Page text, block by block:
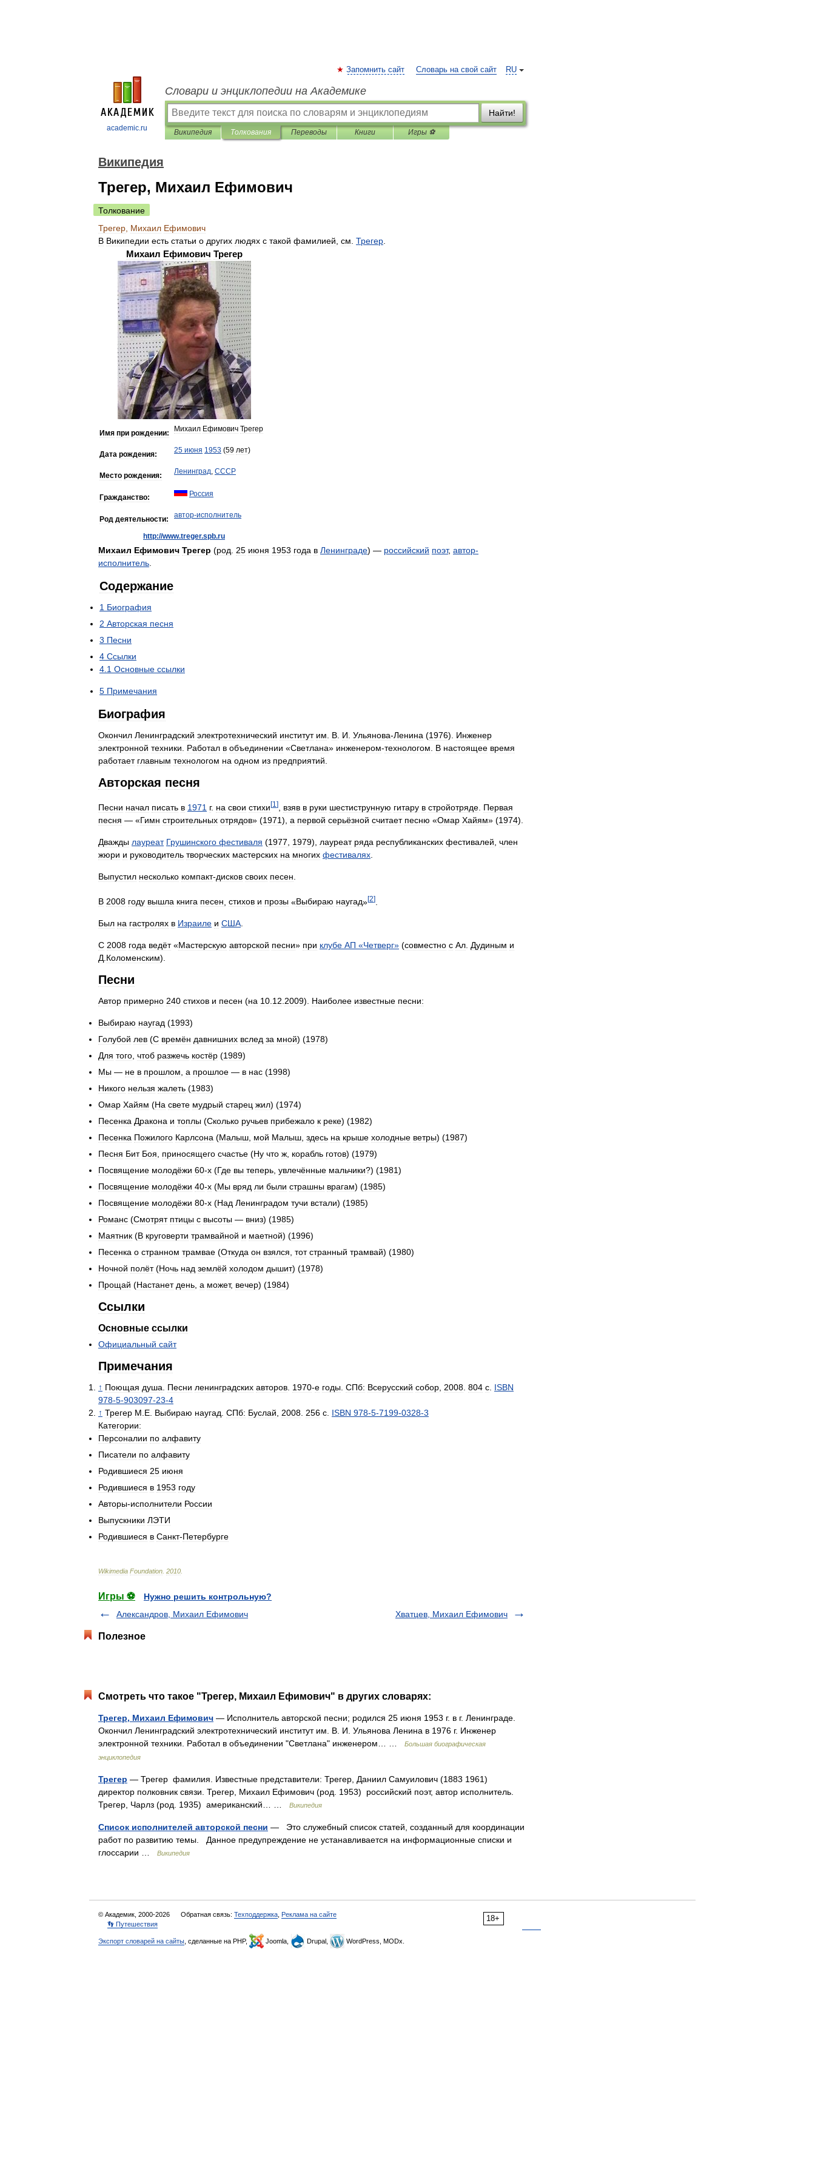
academic.ru
RU
Запомнить сайт Словарь на свой сайт
Словари и энциклопедии на Академике
Найти!
Википедия Толкования Переводы Книги Игры ⚽
Википедия
Трегер, Михаил Ефимович
Толкование
Трегер Михаил Ефимович
В Википедии есть статьи о других людях с такой фамилией см Трегер
Михаил Ефимович Трегер
Имя при рождении: Михаил Ефимович Трегер
Дата рождения: 25 июня 1953 (59 лет)
Место рождения: Ленинград, СССР
Гражданство: Россия
Род деятельности: автор-исполнитель
http://www.treger.spb.ru
Михаил Ефимович Трегер (род 25 июня 1953 года в Ленинграде) — российский поэт, автор-
исполнитель
Содержание
1 Биография
2 Авторская песня
3 Песни
4 Ссылки
4 1 Основные ссылки
5 Примечания
Биография
Окончил Ленинградский электротехнический институт им В И Ульянова-Ленина (1976). Инженер
электронной техники Работал в объединении «Светлана» инженером-технологом В настоящее время
работает главным технологом на одном из предприятий
Авторская песня
Песни начал писать в 1971 г. на свои стихи[1 ] взяв в руки шестиструнную гитару в стройотряде Первая
песня — «Гимн строительных отрядов» (1971), а первой серьёзной считает песню «Омар Хайям» (1974).
Дважды лауреат Грушинского фестиваля (1977 1979), лауреат ряда республиканских фестивалей член
жюри и руководитель творческих мастерских на многих фестивалях
Выпустил несколько компакт-дисков своих песен
В 2008 году вышла книга песен стихов и прозы «Выбираю наугад»[2]
Был на гастролях в Израиле и США.
С 2008 года ведёт«Мастерскую авторской песни» при клубе АП «Четверг» (совместно с Ал. Дудиным и
Д.Коломенским).
Песни
Автор примерно 240 стихов и песен (на 10.12.2009). Наиболее известные песни:
Выбираю наугад (1993)
Голубой лев (С времён давнишних вслед за мной) (1978)
Для того, чтоб разжечь костёр (1989)
Мы — не в прошлом, а прошлое — в нас (1998)
Никого нельзя жалеть (1983)
Омар Хайям (На свете мудрый старец жил) (1974)
Песенка Дракона и топлы (Сколько ручьев прибежало к реке) (1982)
Песенка Пожилого Карлсона (Малыш, мой Малыш, здесь на крыше холодные ветры) (1987)
Песня Бит Боя, приносящего счастье (Ну что ж, корабль готов) (1979)
Посвящение молодёжи 60-х (Где вы теперь, увлечённые мальчики?) (1981)
Посвящение молодёжи 40-х (Мы вряд ли были страшны врагам) (1985)
Посвящение молодёжи 80-х (Над Ленинградом тучи встали) (1985)
Романс (Смотрят птицы с высоты — вниз) (1985)
Маятник (В круговерти трамвайной и маетной) (1996)
Песенка о странном трамвае (Откуда он взялся, тот странный трамвай) (1980)
Ночной полёт(Ночь над землёй холодом дышит) (1978)
Прощай (Настанет день, а может, вечер) (1984)
Ссылки
Основные ссылки
Официальный сайт
Примечания
↑ Поющая душа. Песни ленинградских авторов. 1970-е годы. СПб: Всерусский собор, 2008. 804 с. ISBN
978-5-903097-23-4
↑ Трегер М.Е. Выбираю наугад. СПб: Буслай, 2008. 256 с. ISBN 978-5-7199-0328-3
Категории:
Персоналии по алфавиту
Писатели по алфавиту
Родившиеся 25 июня
Родившиеся в 1953 году
Авторы-исполнители России
Выпускники ЛЭТИ
Родившиеся в Санкт-Петербурге
Wikimedia Foundation 2010
Игры ⚽
Нужно решить контрольную?
Александров, Михаил Ефимович
Хватцев, Михаил Ефимович
Полезное
Смотреть что такое "Трегер, Михаил Ефимович" в других словарях:
Трегер, Михаил Ефимович — Исполнитель авторской песни; родился 25 июня 1953 г. в г. Ленинграде.
Окончил Ленинградский электротехнический институт им. В. И. Ульянова Ленина в 1976 г. Инженер
электронной техники. Работал в объединении "Светлана" инженером… …
Большая биографическая
энциклопедия
Трегер — Трегер фамилия. Известные представители: Трегер, Даниил Самуилович (1883 1961)
директор полковник связи. Трегер, Михаил Ефимович (род. 1953) российский поэт, автор исполнитель.
Трегер, Чарлз (род. 1935) американский… …
Википедия
Список исполнителей авторской песни — Это служебный список статей, созданный для координации
работ по развитию темы. Данное предупреждение не устанавливается на информационные списки и
глоссарии …
Википедия
18+
© Академик, 2000-2026 Обратная связь: Техподдержка
Реклама на сайте
👣 Путешествия
Экспорт словарей на сайты , сделанные на PHP, Joomla, Drupal, WordPress, MODx.